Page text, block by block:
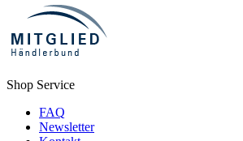
Shop Service
FAQ
Newsletter